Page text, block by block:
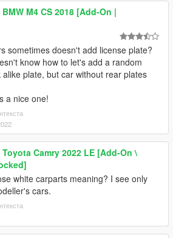
BMW M4 CS 2018 [Add-On |
sometimes doesn't add license plate?
know how to let's add a random
alike plate, but car without rear plates
a nice one!
Toyota Camry 2022 LE [Add-On \
white carparts meaning? I see only
cars.